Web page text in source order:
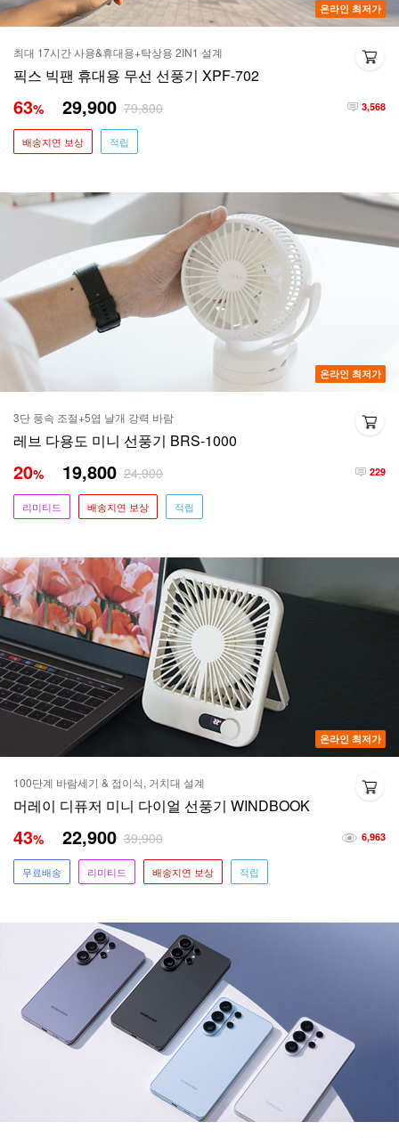
온라인 최저가
최대 17시간 사용&휴대용+탁상용 2IN1 설계
픽스 빅팬 휴대용 무선 선풍기 XPF-702
3,568
63% 29,900 79,800
배송지연 보상 적립
온라인 최저가
3단 풍속 조절+5엽 날개 강력 바람
레브 다용도 미니 선풍기 BRS-1000
229
20% 19,800 24,900
리미티드 배송지연 보상 적립
온라인 최저가
100단계 바람세기 & 접이식, 거치대 설계
머레이 디퓨저 미니 다이얼 선풍기 WINDBOOK
6,963
43% 22,900 39,900
무료배송 리미티드 배송지연 보상 적립